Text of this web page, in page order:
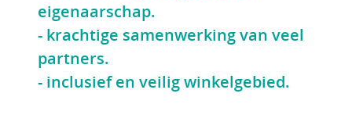
eigenaarschap.
- krachtige samenwerking van veel
partners.
- inclusief en veilig winkelgebied.